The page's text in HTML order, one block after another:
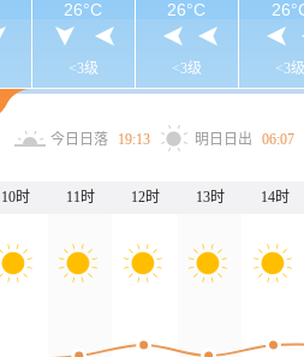
<3级 <3级 <3级
26°C 26°C
今日日落 19:13 明日日出 06:07
10时 11时 12时 13时 14时